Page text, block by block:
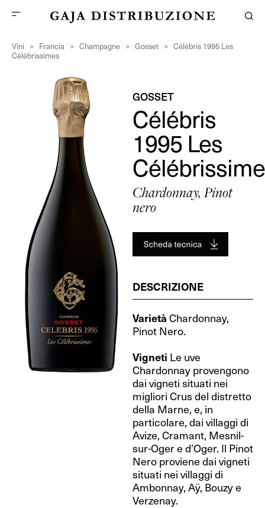
Vini > Francia > Champagne > Gosset > Célébris 1995 Les
Célébrissimes
GOSSET
Célébris
1995 Les
Chardonnay, Pinot
nero
DESCRIZIONE
Varietà Chardonnay,
Pinot Nero.
Vigneti Le uve
Chardonnay provengono
dai vigneti situati nei
migliori Crus del distretto
della Marne, e, in
particolare, dai villaggi di
Avize, Cramant, Mesnil-
sur-Oger e d’Oger. Il Pinot
Nero proviene dai vigneti
situati nei villaggi di
Ambonnay, Aÿ, Bouzy e
Verzenay.